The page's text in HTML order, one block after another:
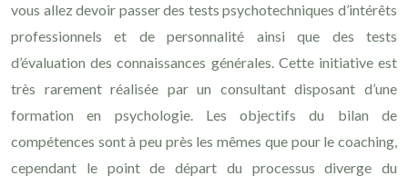
vous allez devoir passer des tests psychotechniques d’intérêts
professionnels et de personnalité ainsi que des tests
d’évaluation des connaissances générales. Cette initiative est
très rarement réalisée par un consultant disposant d’une
formation en psychologie. Les objectifs du bilan de
compétences sont à peu près les mêmes que pour le coaching,
cependant le point de départ du processus diverge du